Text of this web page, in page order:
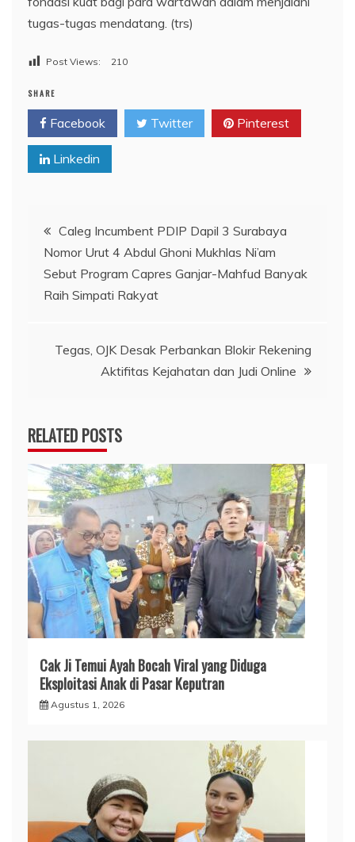
tugas-tugas mendatang. (trs)
Post Views: 210
SHARE
Facebook Twitter Pinterest
Linkedin
Navigasi
pos
Caleg Incumbent PDIP Dapil 3 Surabaya
Nomor Urut 4 Abdul Ghoni Mukhlas Ni’am
Sebut Program Capres Ganjar-Mahfud Banyak
Raih Simpati Rakyat
Tegas, OJK Desak Perbankan Blokir Rekening
Aktifitas Kejahatan dan Judi Online
RELATED POSTS
Cak Ji Temui Ayah Bocah Viral yang Diduga
Eksploitasi Anak di Pasar Keputran
Agustus 1, 2026